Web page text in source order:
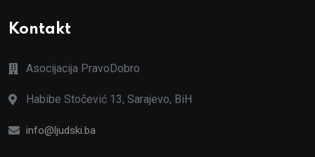
Kontakt
Asocijacija PravoDobro
Habibe Stočević 13, Sarajevo, BiH
info@ljudski.ba